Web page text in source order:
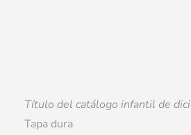
Título del catálogo infantil de
Tapa dura